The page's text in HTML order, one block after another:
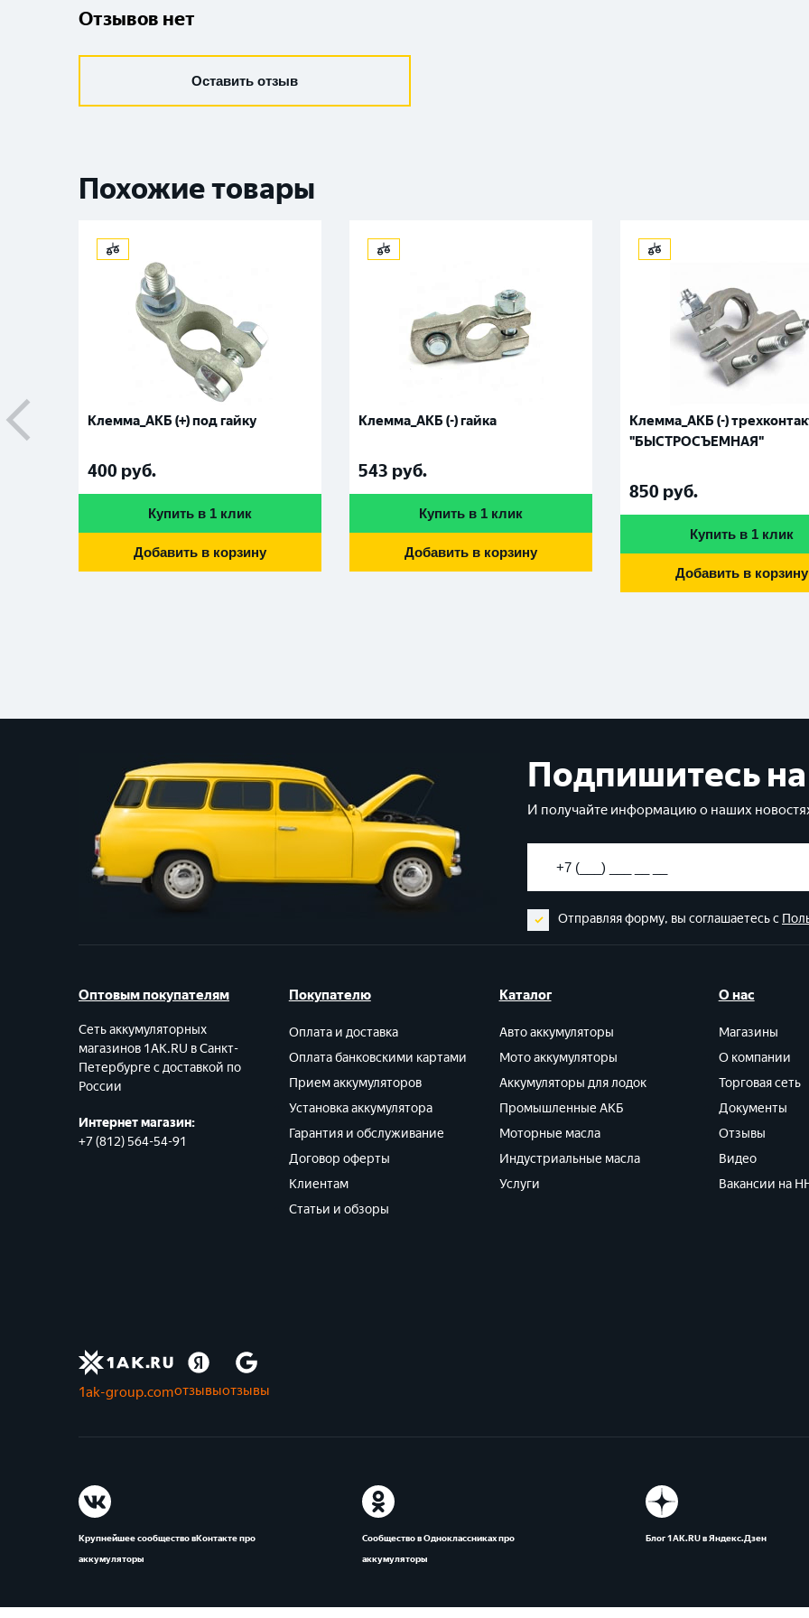
Отзывов нет
Оставить отзыв
Похожие товары
Клемма_АКБ (+) под гайку
400 руб.
Купить в 1 клик
Добавить в корзину
Клемма_АКБ (-) гайка
543 руб.
Купить в 1 клик
Добавить в корзину
Клемма_АКБ (-)
"БЫСТРОСЪЕМНАЯ"
850 руб.
Купить в 1 клик
Добавить в корзину
Подпишитесь
И получайте информацию о наших
Отправляя форму, вы соглашаетесь с
Оптовым покупателям
Сеть аккумуляторных
магазинов 1AK.RU в Санкт-
Петербурге с доставкой по
России
Интернет магазин:
+7 (812) 564-54-91
Покупателю
Оплата и доставка
Оплата банковскими картами
Прием аккумуляторов
Установка аккумулятора
Гарантия и обслуживание
Договор оферты
Клиентам
Статьи и обзоры
Каталог
Авто аккумуляторы
Мото аккумуляторы
Аккумуляторы для лодок
Промышленные АКБ
Моторные масла
Индустриальные масла
Услуги
О нас
Магазины
О компании
Торговая сеть
Документы
Отзывы
Видео
Вакансии на
1ak-group.comотзывыотзывы
Крупнейшее сообщество вКонтакте про
аккумуляторы
Сообщество в Одноклассниках про
аккумуляторы
Блог 1АК.RU в Яндекс.Дзен